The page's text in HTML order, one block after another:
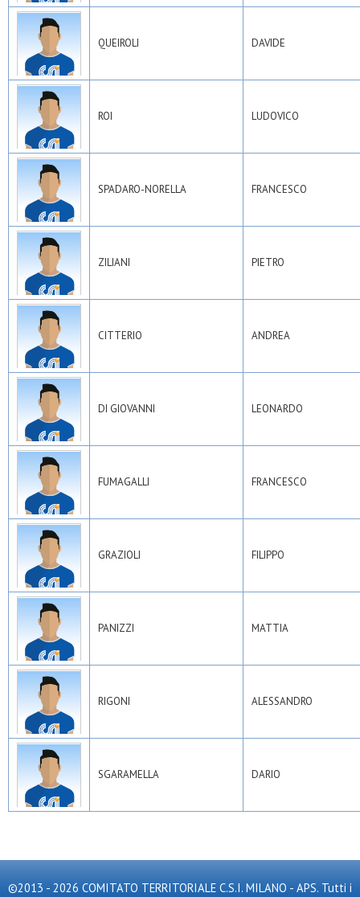
QUEIROLI DAVIDE
ROI LUDOVICO
SPADARO-NORELLA FRANCESCO
ZILIANI PIETRO
CITTERIO ANDREA
DI GIOVANNI LEONARDO
FUMAGALLI FRANCESCO
GRAZIOLI FILIPPO
PANIZZI MATTIA
RIGONI ALESSANDRO
SGARAMELLA DARIO
©2013 - 2026 COMITATO TERRITORIALE C.S.I. MILANO - APS. Tutti i